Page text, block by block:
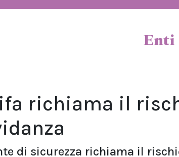
Enti
richiama il
di sicurezza richiama il